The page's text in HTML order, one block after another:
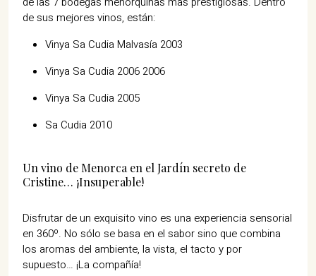
de sus mejores vinos, están:
Vinya Sa Cudia Malvasía 2003
Vinya Sa Cudia 2006 2006
Vinya Sa Cudia 2005
Sa Cudia 2010
Un vino de Menorca en el Jardín secreto de
Cristine… ¡Insuperable!
Disfrutar de un exquisito vino es una experiencia sensorial
en 360º. No sólo se basa en el sabor sino que combina
los aromas del ambiente, la vista, el tacto y por
supuesto… ¡La compañía!